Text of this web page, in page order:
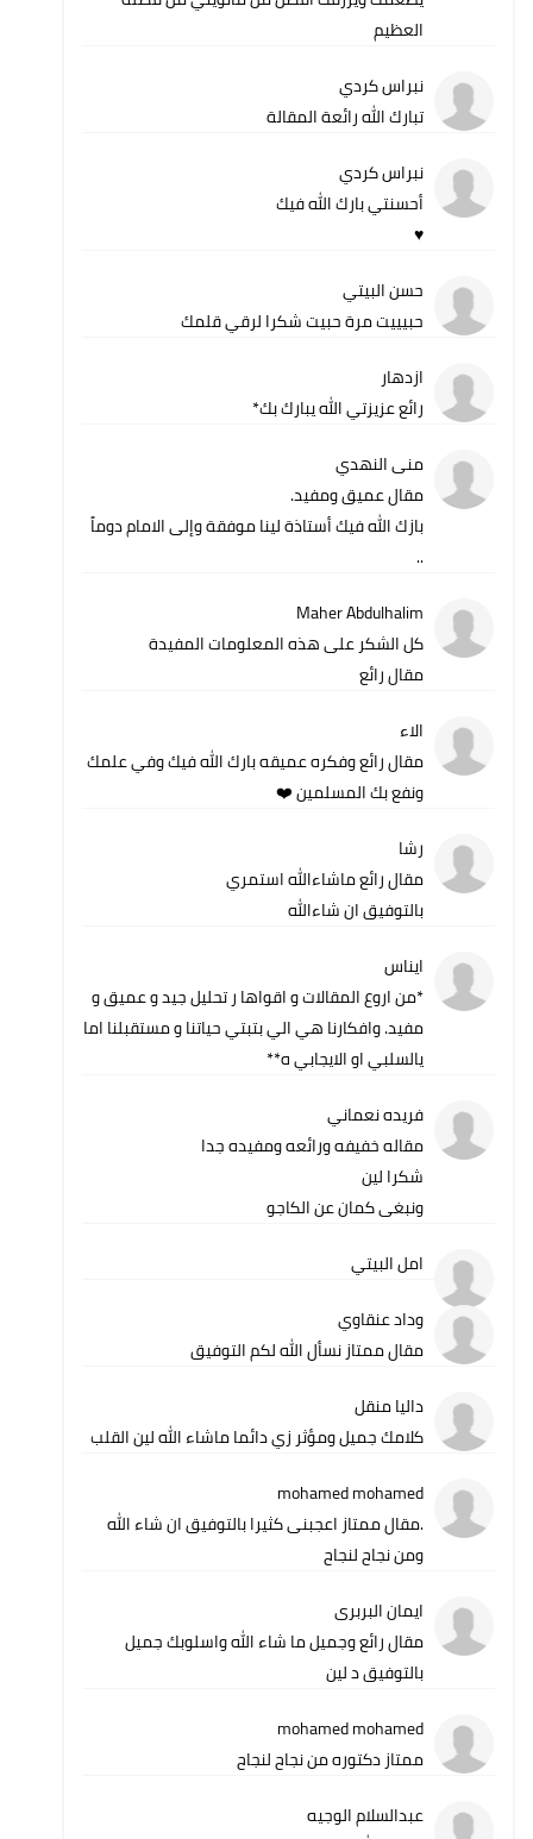
العظيم
نبراس كردي
تبارك الله رائعة المقالة
نبراس كردي
أحسنتي بارك الله فيك
♥️
حسن البيتي
حبيييت مرة حبيت شكرا لرقي قلمك
ازدهار
رائع عزيزتي الله يبارك بك*
منى النهدي
مقال عميق ومفيد.
بازك الله فيك أستاذة لينا موفقة وإلى الامام دوماً
..
Maher Abdulhalim
كل الشكر على هذه المعلومات المفيدة
مقال رائع
الاء
مقال رائع وفكره عميقه بارك الله فيك وفي علمك
ونفع بك المسلمين ❤️
رشا
مقال رائع ماشاءالله استمري
بالتوفيق ان شاءالله
ايناس
*من اروع المقالات و اقواها ر تحليل جيد و عميق و
مفيد. وافكارنا هي الي بتبتي حياتنا و مستقبلنا اما
يالسلبي او الايجابي ه**
فريده نعماني
مقاله خفيفه ورائعه ومفيده جدا
شكرا لين
ونبغى كمان عن الكاجو
امل البيتي
وداد عنقاوي
مقال ممتاز نسأل الله لكم التوفيق
داليا منقل
كلامك جميل ومؤثر زي دائما ماشاء الله لين القلب
mohamed mohamed
.مقال ممتاز اعجبنى كثيرا بالتوفيق ان شاء الله
ومن نجاح لنجاح
ايمان البربرى
مقال رائع وجميل ما شاء الله واسلوبك جميل
بالتوفيق د لين
mohamed mohamed
ممتاز دكتوره من نجاح لنجاح
عبدالسلام الوجيه